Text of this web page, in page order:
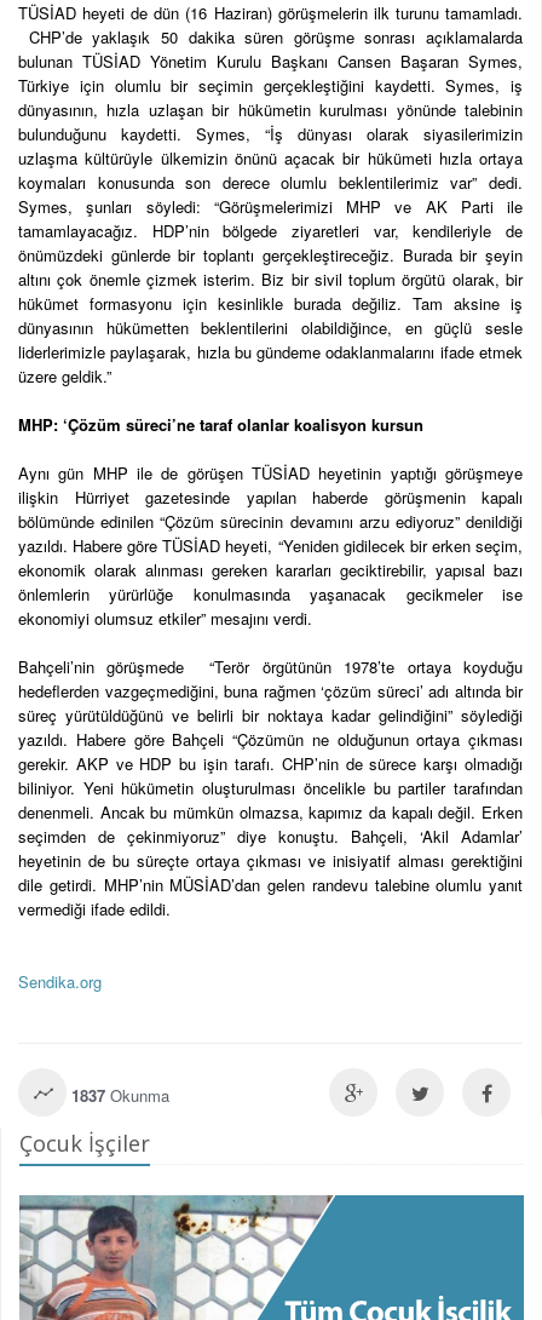
TÜSİAD heyeti de dün (16 Haziran) görüşmelerin ilk turunu tamamladı.
CHP’de yaklaşık 50 dakika süren görüşme sonrası açıklamalarda
bulunan TÜSİAD Yönetim Kurulu Başkanı Cansen Başaran Symes,
Türkiye için olumlu bir seçimin gerçekleştiğini kaydetti. Symes, iş
dünyasının, hızla uzlaşan bir hükümetin kurulması yönünde talebinin
bulunduğunu kaydetti. Symes, “İş dünyası olarak siyasilerimizin
uzlaşma kültürüyle ülkemizin önünü açacak bir hükümeti hızla ortaya
koymaları konusunda son derece olumlu beklentilerimiz var” dedi.
Symes, şunları söyledi: “Görüşmelerimizi MHP ve AK Parti ile
tamamlayacağız. HDP’nin bölgede ziyaretleri var, kendileriyle de
önümüzdeki günlerde bir toplantı gerçekleştireceğiz. Burada bir şeyin
altını çok önemle çizmek isterim. Biz bir sivil toplum örgütü olarak, bir
hükümet formasyonu için kesinlikle burada değiliz. Tam aksine iş
dünyasının hükümetten beklentilerini olabildiğince, en güçlü sesle
liderlerimizle paylaşarak, hızla bu gündeme odaklanmalarını ifade etmek
üzere geldik.”
MHP: ‘Çözüm süreci’ne taraf olanlar koalisyon kursun
Aynı gün MHP ile de görüşen TÜSİAD heyetinin yaptığı görüşmeye
ilişkin Hürriyet gazetesinde yapılan haberde görüşmenin kapalı
bölümünde edinilen “Çözüm sürecinin devamını arzu ediyoruz” denildiği
yazıldı. Habere göre TÜSİAD heyeti, “Yeniden gidilecek bir erken seçim,
ekonomik olarak alınması gereken kararları geciktirebilir, yapısal bazı
önlemlerin yürürlüğe konulmasında yaşanacak gecikmeler ise
ekonomiyi olumsuz etkiler” mesajını verdi.
Bahçeli’nin görüşmede “Terör örgütünün 1978’te ortaya koyduğu
hedeflerden vazgeçmediğini, buna rağmen ‘çözüm süreci’ adı altında bir
süreç yürütüldüğünü ve belirli bir noktaya kadar gelindiğini” söylediği
yazıldı. Habere göre Bahçeli “Çözümün ne olduğunun ortaya çıkması
gerekir. AKP ve HDP bu işin tarafı. CHP’nin de sürece karşı olmadığı
biliniyor. Yeni hükümetin oluşturulması öncelikle bu partiler tarafından
denenmeli. Ancak bu mümkün olmazsa, kapımız da kapalı değil. Erken
seçimden de çekinmiyoruz” diye konuştu. Bahçeli, ‘Akil Adamlar’
heyetinin de bu süreçte ortaya çıkması ve inisiyatif alması gerektiğini
dile getirdi. MHP’nin MÜSİAD’dan gelen randevu talebine olumlu yanıt
vermediği ifade edildi.
Sendika.org
1837 Okunma
Çocuk İşçiler